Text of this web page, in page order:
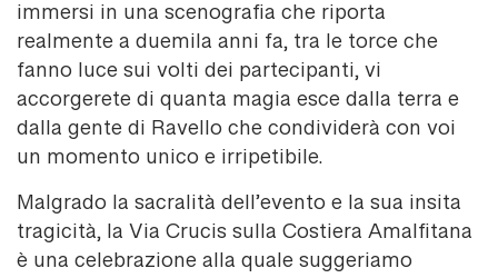
immersi in una scenografia che riporta
realmente a duemila anni fa, tra le torce che
fanno luce sui volti dei partecipanti, vi
accorgerete di quanta magia esce dalla terra e
dalla gente di Ravello che condividerà con voi
un momento unico e irripetibile.
Malgrado la sacralità dell’evento e la sua insita
tragicità, la Via Crucis sulla Costiera Amalfitana
è una celebrazione alla quale suggeriamo